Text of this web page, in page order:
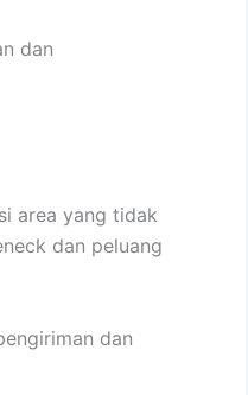
dan
area yang tidak
dan peluang
dan